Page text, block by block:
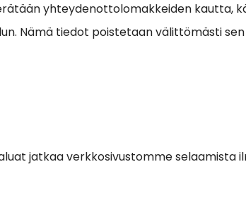
yhteydenottolomakkeiden kautta,
Nämä tiedot poistetaan välittömästi
jatkaa verkkosivustomme selaamista